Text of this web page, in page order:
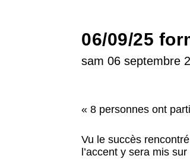
06/09/25
sam 06 septembre
« 8 personnes ont
Vu le succès
l’accent y sera mis